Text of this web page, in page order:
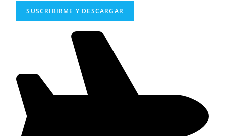
SUSCRIBIRME Y DESCARGAR